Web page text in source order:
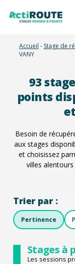
Accueil - Stage de
VANY
93
points
Besoin de
aux stages
et choisissez
villes
Trier par :
Pertinence
Stages à
Les sessions